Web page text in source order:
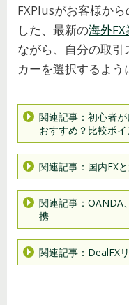
FXPlusがお客様か
した、最新の海外
ながら、自分の取引
カーを選択するよう
関連記事：初心者
おすすめ？比較ポ
関連記事：国内FX
関連記事：OANDA
携
関連記事：DealFX